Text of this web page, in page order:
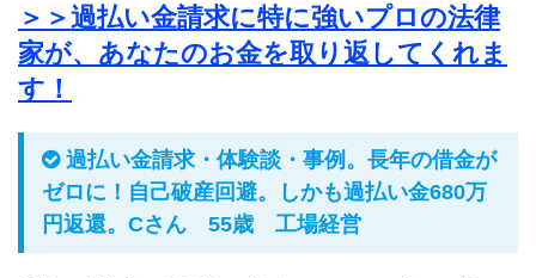
＞＞過払い金請求に特に強いプロの法律
家が、あなたのお金を取り返してくれま
す！
過払い金請求・体験談・事例。長年の借金が
ゼロに！自己破産回避。しかも過払い金680万
円返還。Cさん 55歳 工場経営